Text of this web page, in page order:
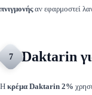
πνιγμονήςαν εφαρμοστεί
7 Daktarin
Η κρέμα Daktarin 2%